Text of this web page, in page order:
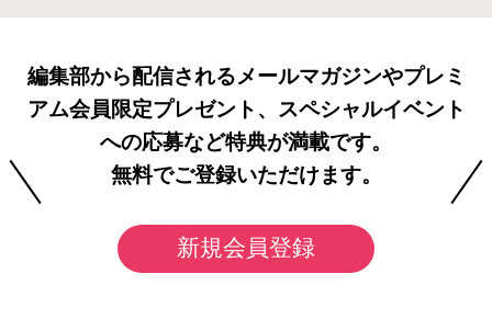
編集部から配信されるメールマガジンやプレミ
アム会員限定プレゼント、スペシャルイベント
への応募など特典が満載です。
無料でご登録いただけます。
新規会員登録